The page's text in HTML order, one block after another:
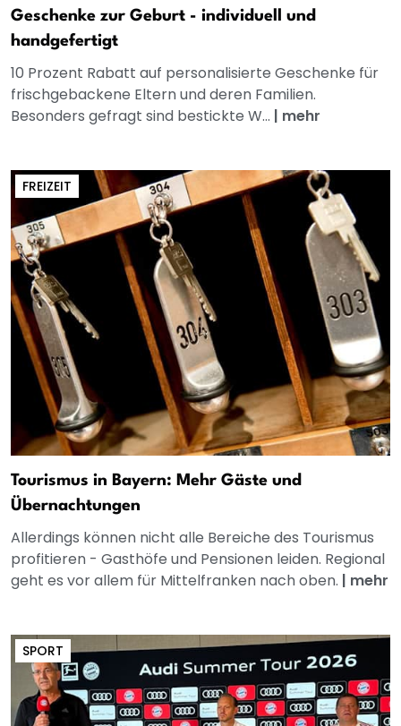
Geschenke zur Geburt - individuell und
handgefertigt
10 Prozent Rabatt auf personalisierte Geschenke für
frischgebackene Eltern und deren Familien.
Besonders gefragt sind bestickte W... | mehr
FREIZEIT
Tourismus in Bayern: Mehr Gäste und
Übernachtungen
Allerdings können nicht alle Bereiche des Tourismus
profitieren - Gasthöfe und Pensionen leiden. Regional
geht es vor allem für Mittelfranken nach oben. | mehr
SPORT